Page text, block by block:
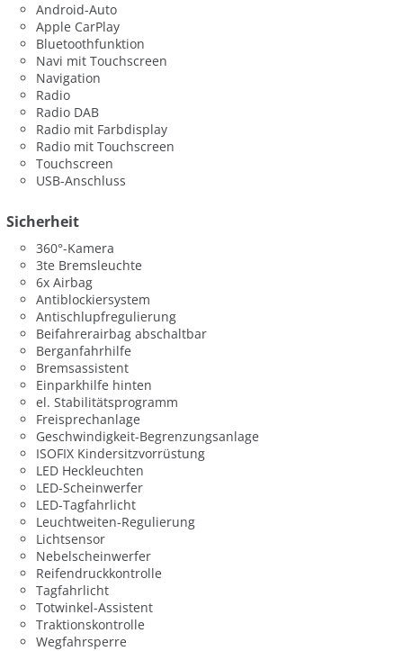
Android-Auto
Apple CarPlay
Bluetoothfunktion
Navi mit Touchscreen
Navigation
Radio
Radio DAB
Radio mit Farbdisplay
Radio mit Touchscreen
Touchscreen
USB-Anschluss
Sicherheit
360°-Kamera
3te Bremsleuchte
6x Airbag
Antiblockiersystem
Antischlupfregulierung
Beifahrerairbag abschaltbar
Berganfahrhilfe
Bremsassistent
Einparkhilfe hinten
el. Stabilitätsprogramm
Freisprechanlage
Geschwindigkeit-Begrenzungsanlage
ISOFIX Kindersitzvorrüstung
LED Heckleuchten
LED-Scheinwerfer
LED-Tagfahrlicht
Leuchtweiten-Regulierung
Lichtsensor
Nebelscheinwerfer
Reifendruckkontrolle
Tagfahrlicht
Totwinkel-Assistent
Traktionskontrolle
Wegfahrsperre